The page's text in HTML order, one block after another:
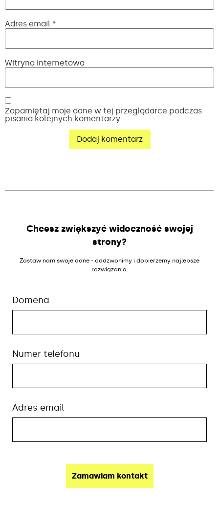
Adres email *
Witryna internetowa
Zapamiętaj moje dane w tej przeglądarce podczas
pisania kolejnych komentarzy.
Chcesz zwiększyć widoczność swojej
strony?
Zostaw nam swoje dane - oddzwonimy i dobierzemy najlepsze
rozwiązania.
Domena
Numer telefonu
Adres email